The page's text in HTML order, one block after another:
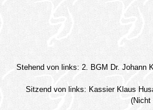
Stehend von links: 2. BGM Dr. Johann
Sitzend von links: Kassier Klaus
(Nicht